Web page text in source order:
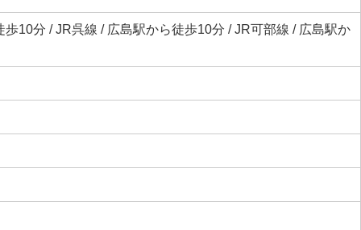
10分 / JR呉線 / 広島駅から徒歩10分 / JR可部線 / 広島駅か